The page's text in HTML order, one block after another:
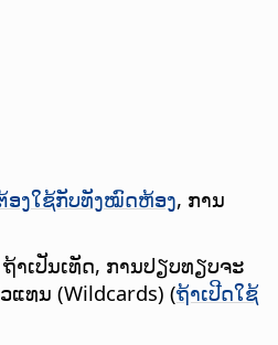
ອງໃຊ້ກັບທັງໝົດຫ້ອງ, ການ
າເປັນເທັດ, ການປຽບທຽບຈະ
ທນ (Wildcards) (ຖ້າເປີດໃຊ້